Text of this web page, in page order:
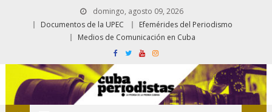
domingo, agosto 09, 2026
Documentos de la UPEC
Efemérides del Periodismo
Medios de Comunicación en Cuba